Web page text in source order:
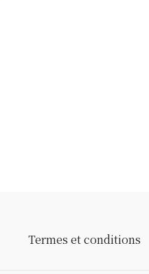
Termes et conditions